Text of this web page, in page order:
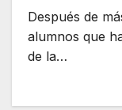
Después de
alumnos que
de la…